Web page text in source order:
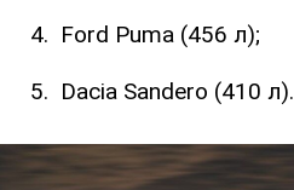
Ford Puma (456 л);
Dacia Sandero (410 л).